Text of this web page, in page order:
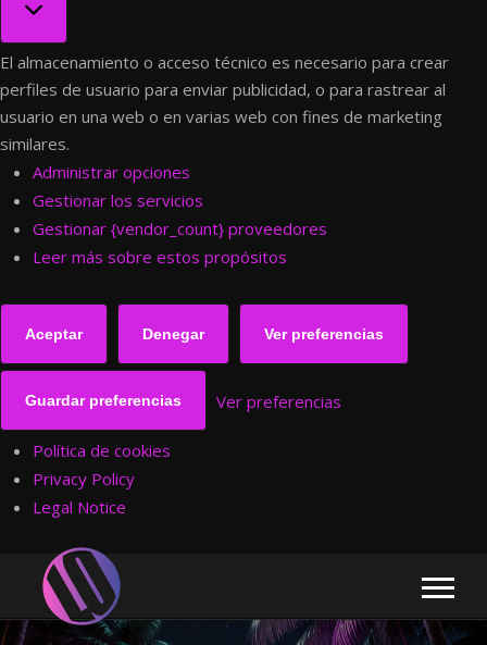
El almacenamiento o acceso técnico es necesario para crear
perfiles de usuario para enviar publicidad, o para rastrear al
usuario en una web o en varias web con fines de marketing
similares.
Administrar opciones
Gestionar los servicios
Gestionar {vendor_count} proveedores
Leer más sobre estos propósitos
Aceptar Denegar Ver preferencias
Guardar preferencias Ver preferencias
Política de cookies
Privacy Policy
Legal Notice